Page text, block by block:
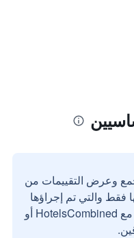
وعرض التقييمات من
فقط والتي تم إجراؤها
بواسطة مستخدمين حقيقيين مع HotelsCombined أو